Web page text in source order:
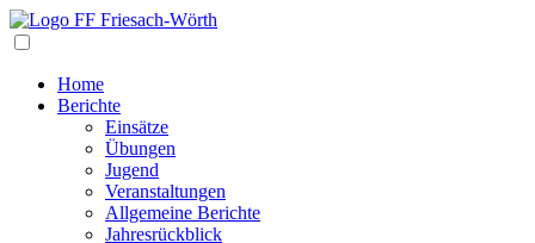
Home
Berichte
Einsätze
Übungen
Jugend
Veranstaltungen
Allgemeine Berichte
Jahresrückblick